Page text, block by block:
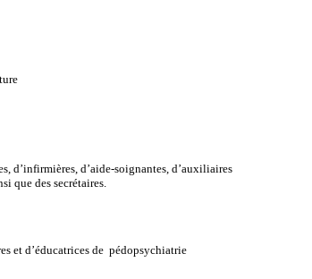
d’infirmières, d’aide-soignantes, d’auxiliaires
que des secrétaires.
et d’éducatrices de pédopsychiatrie